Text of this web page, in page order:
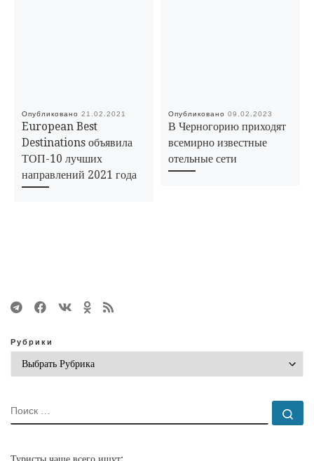
Опубликовано21.02.2021
European Best
Destinations объявила
ТОП-10 лучших
направлений 2021 года
Опубликовано09.02.2023
В Черногорию приходят
всемирно известные
отельные сети
Рубрики
ПОИСК